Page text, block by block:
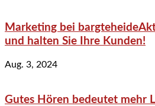
Marketing bei
und halten Sie Ihre Kunden!
Aug. 3, 2024
Gutes Hören bedeutet mehr